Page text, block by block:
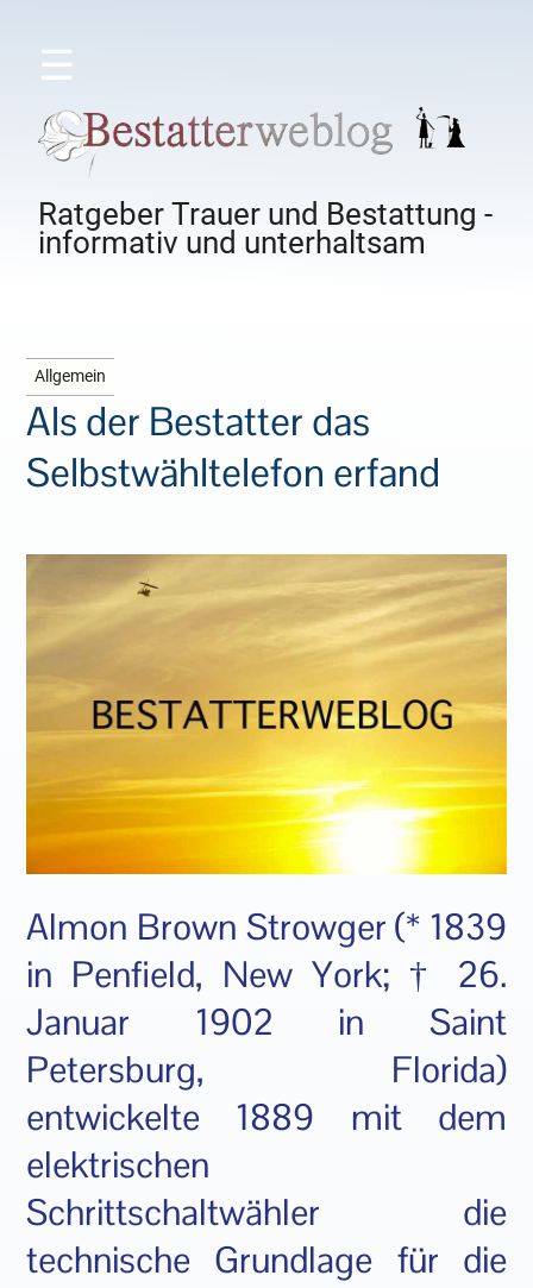
☰
Ratgeber Trauer und Bestattung -
informativ und unterhaltsam
Allgemein
Als der Bestatter das
Selbstwähltelefon erfand
Almon Brown Strowger (* 1839
in Penfield, New York; † 26.
Januar 1902 in Saint
Petersburg, Florida)
entwickelte 1889 mit dem
elektrischen
Schrittschaltwähler die
technische Grundlage für die